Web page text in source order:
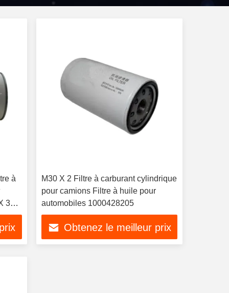
à
308
M30 X 2 Filtre à carburant cylindrique
pour camions Filtre à huile pour
automobiles 1000428205
Obtenez le meilleur prix